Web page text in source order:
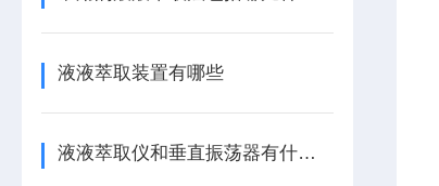
液液萃取装置有哪些
液液萃取仪和垂直振荡器有什么区别